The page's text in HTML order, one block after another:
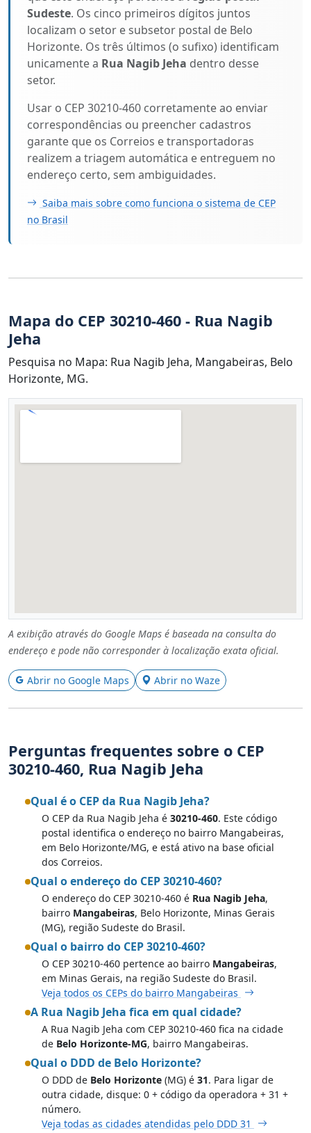
Sudeste. Os cinco primeiros dígitos juntos
localizam o setor e subsetor postal de Belo
Horizonte. Os três últimos (o sufixo) identificam
unicamente a Rua Nagib Jeha dentro desse
setor.
Usar o CEP 30210-460 corretamente ao enviar
correspondências ou preencher cadastros
garante que os Correios e transportadoras
realizem a triagem automática e entreguem no
endereço certo, sem ambiguidades.
Saiba mais sobre como funciona o sistema de CEP
no Brasil
Mapa do CEP 30210-460 - Rua Nagib
Jeha
Pesquisa no Mapa: Rua Nagib Jeha, Mangabeiras, Belo
Horizonte, MG.
A exibição através do Google Maps é baseada na consulta do
endereço e pode não corresponder à localização exata oficial.
Abrir no Google Maps Abrir no Waze
Perguntas frequentes sobre o CEP
30210-460, Rua Nagib Jeha
Qual é o CEP da Rua Nagib Jeha?
O CEP da Rua Nagib Jeha é 30210-460. Este código
postal identifica o endereço no bairro Mangabeiras,
em Belo Horizonte/MG, e está ativo na base oficial
dos Correios.
Qual o endereço do CEP 30210-460?
O endereço do CEP 30210-460 é Rua Nagib Jeha,
bairro Mangabeiras, Belo Horizonte, Minas Gerais
(MG), região Sudeste do Brasil.
Qual o bairro do CEP 30210-460?
O CEP 30210-460 pertence ao bairro Mangabeiras,
em Minas Gerais, na região Sudeste do Brasil.
Veja todos os CEPs do bairro Mangabeiras
A Rua Nagib Jeha fica em qual cidade?
A Rua Nagib Jeha com CEP 30210-460 fica na cidade
de Belo Horizonte-MG, bairro Mangabeiras.
Qual o DDD de Belo Horizonte?
O DDD de Belo Horizonte (MG) é 31. Para ligar de
outra cidade, disque: 0 + código da operadora + 31 +
número.
Veja todas as cidades atendidas pelo DDD 31